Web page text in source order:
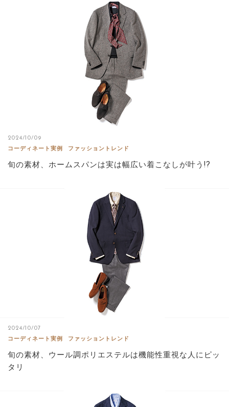
2024/10/09
コーディネート実例
ファッショントレンド
旬の素材、ホームスパンは実は幅広い着こなしが叶う!?
2024/10/07
コーディネート実例
ファッショントレンド
旬の素材、ウール調ポリエステルは機能性重視な人にピッ
タリ